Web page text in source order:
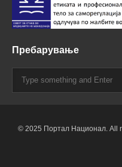
Пребарување
© 2025 Портал Национал. All